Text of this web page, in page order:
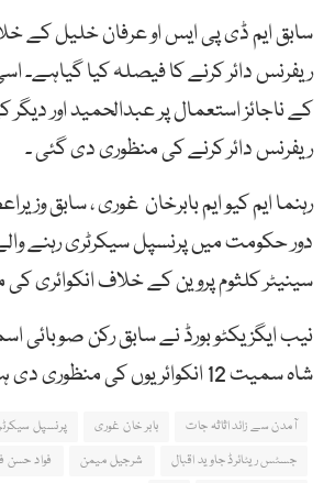
سابق ایم ڈی پی ایس او عرفان خلیل کے
ریفرنس دائر کرنے کا فیصلہ کیا گیاہے۔
کے ناجائز استعمال پر عبدالحمید اور
ریفرنس دائر کرنے کی منظوری دی گئی ۔
رہنما ایم کیو ایم بابرخان غوری ، سابق
دور حکومت میں پرنسپل سیکرٹری رہنے
سینیٹر کلثوم پروین کے خلاف انکوائری
نیب ایگزیکٹو بورڈ نے سابق رکن صوبائی
شاہ سمیت 12 انکوائریوں کی منظوری دی ہے ۔
آمدن سے زائد اثاثہ جات بابر خان غوری
پرنسپل
جسٹس ریٹائرڈ جاوید اقبال
شرجیل میمن
فواد حسن